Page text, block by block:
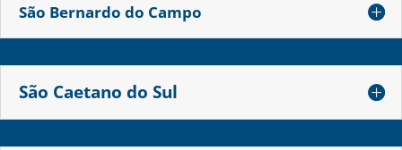
São Bernardo do Campo
São Caetano do Sul